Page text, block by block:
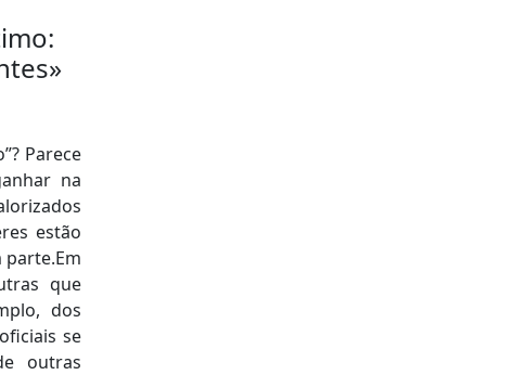
Parece
na
estão
que
dos
se
outras